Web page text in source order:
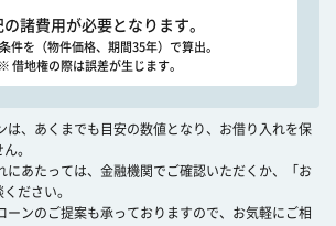
の諸費用が必要となります。
件を（物件価格、期間35年）で算出。
※ 借地権の際は誤差が生じます。
、あくまでも目安の数値となり、お借り入れを保
。
あたっては、金融機関でご確認いただくか、「お
ださい。
ンのご提案も承っておりますので、お気軽にご相